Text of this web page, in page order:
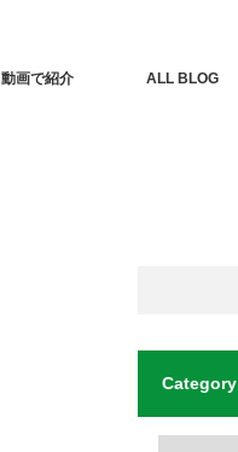
動画で紹介 ALL BLOG
Category